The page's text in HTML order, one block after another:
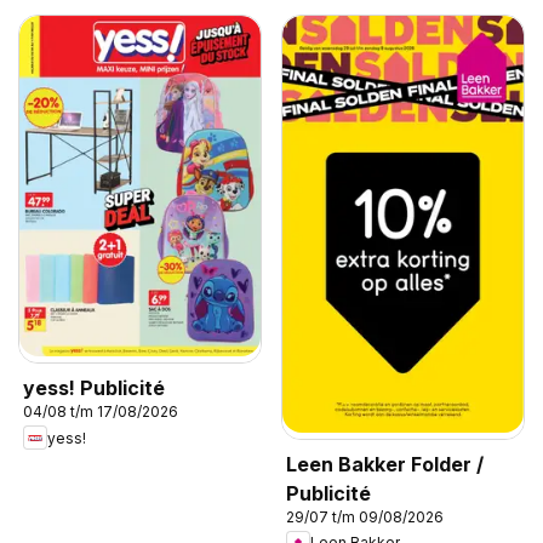
yess! Publicité
04/08 t/m 17/08/2026
yess!
Leen Bakker Folder /
Publicité
29/07 t/m 09/08/2026